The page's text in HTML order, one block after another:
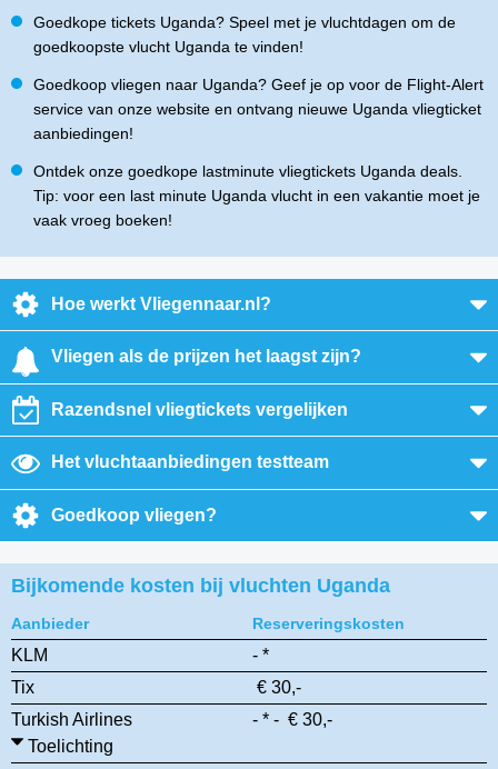
Goedkope tickets Uganda? Speel met je vluchtdagen om de
goedkoopste vlucht Uganda te vinden!
Goedkoop vliegen naar Uganda? Geef je op voor de Flight-Alert
service van onze website en ontvang nieuwe Uganda vliegticket
aanbiedingen!
Ontdek onze goedkope lastminute vliegtickets Uganda deals.
Tip: voor een last minute Uganda vlucht in een vakantie moet je
vaak vroeg boeken!
Hoe werkt Vliegennaar.nl?
Vliegen als de prijzen het laagst zijn?
Razendsnel vliegtickets vergelijken
Het vluchtaanbiedingen testteam
Goedkoop vliegen?
Bijkomende kosten bij vluchten Uganda
Aanbieder Reserveringskosten
KLM
- *
Tix
€ 30,-
Turkish Airlines
- * - € 30,-
Toelichting